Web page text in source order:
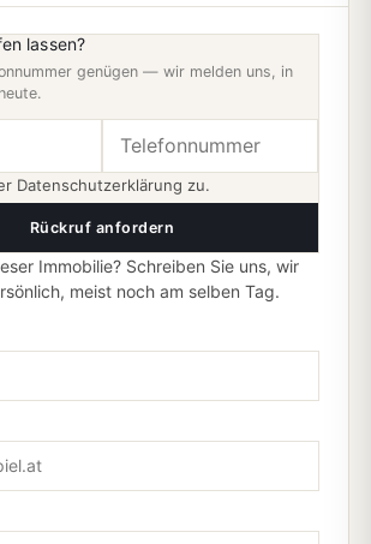
lassen?
genügen — wir melden uns, in
Datenschutzerklärung zu.
Rückruf anfordern
Immobilie? Schreiben Sie uns, wir
meist noch am selben Tag.